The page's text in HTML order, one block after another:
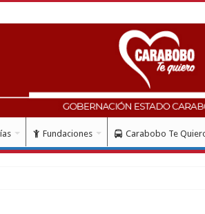
Fundaciones Carabobo Te